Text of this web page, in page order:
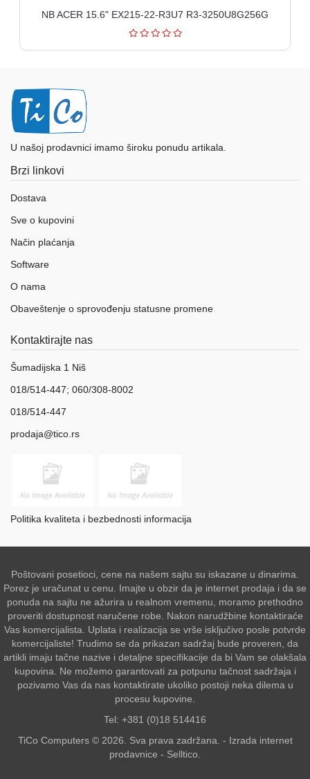
NB ACER 15.6" EX215-22-R3U7 R3-3250U8G256G
U našoj prodavnici imamo široku ponudu artikala.
Brzi linkovi
Dostava
Sve o kupovini
Način plaćanja
Software
O nama
Obaveštenje o sprovođenju statusne promene
Kontaktirajte nas
Šumadijska 1 Niš
018/514-447; 060/308-8002
018/514-447
prodaja@tico.rs
Politika kvaliteta i bezbednosti informacija
Poštovani posetioci, cene na našem sajtu su iskazane u dinarima.
Porez je uračunat u cenu. Imajte u obzir da je internet prodaja i da se
ponuda na sajtu ne ažurira u realnom vremenu, moramo prethodno
proveriti dostupnost naručene robe. Nakon narudžbine kontaktiraće
Vas komercijalista. Uplata i realizacija se vrše isključivo posle potvrde
komercijaliste! Trudimo se da prikazan sadržaj bude proveren, da
artikli imaju tačne nazive i detaljne specifikacije da bi Vam se olakšala
kupovina. Ne možemo garantovati za potpunu tačnost sadržaja i
pozivamo Vas da nas kontaktirate ukoliko postoji neka dilema u
procesu kupovine.
Tel: +381 (0)18 514416
TiCo Computers © 2026. Sva prava zadržana. - Izrada internet
prodavnice - Selltico.